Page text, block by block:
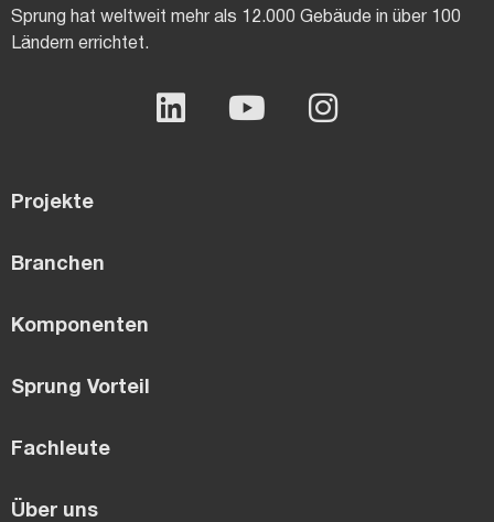
Sprung hat weltweit mehr als 12.000 Gebäude in über 100
Ländern errichtet.
Projekte
Branchen
Komponenten
Sprung Vorteil
Fachleute
Über uns